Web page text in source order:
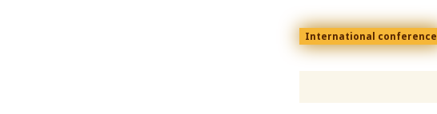
Menu
top
En
International conference